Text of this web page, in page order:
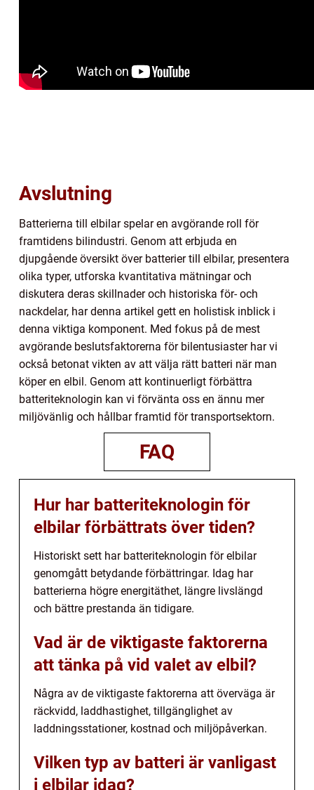
Avslutning
Batterierna till elbilar spelar en avgörande roll för
framtidens bilindustri. Genom att erbjuda en
djupgående översikt över batterier till elbilar, presentera
olika typer, utforska kvantitativa mätningar och
diskutera deras skillnader och historiska för- och
nackdelar, har denna artikel gett en holistisk inblick i
denna viktiga komponent. Med fokus på de mest
avgörande beslutsfaktorerna för bilentusiaster har vi
också betonat vikten av att välja rätt batteri när man
köper en elbil. Genom att kontinuerligt förbättra
batteriteknologin kan vi förvänta oss en ännu mer
miljövänlig och hållbar framtid för transportsektorn.
FAQ
Hur har batteriteknologin för
elbilar förbättrats över tiden?
Historiskt sett har batteriteknologin för elbilar
genomgått betydande förbättringar. Idag har
batterierna högre energitäthet, längre livslängd
och bättre prestanda än tidigare.
Vad är de viktigaste faktorerna
att tänka på vid valet av elbil?
Några av de viktigaste faktorerna att överväga är
räckvidd, laddhastighet, tillgänglighet av
laddningsstationer, kostnad och miljöpåverkan.
Vilken typ av batteri är vanligast
i elbilar idag?